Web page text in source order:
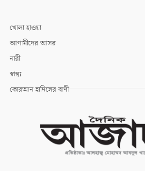
খোলা হাওয়া
আগামীদের আসর
নারী
স্বাস্থ্য
কোরআন হাদিসের বাণী